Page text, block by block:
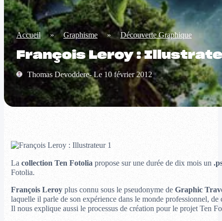
Accueil » Graphisme » Découverte Graphique
François Leroy :
Thomas Devoddere- Le 10 février 2012
La collection Ten Fotoliapropose sur une durée de dix mois un
Fotolia.
François Leroyplus connu sous le pseudonyme de Graphic
laquelle il parle de son expérience dans le monde professionnel,
Il nous explique aussi le processus de création pour le projet Ten